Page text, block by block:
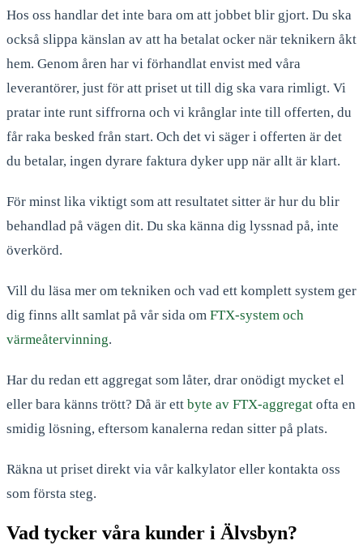
Hos oss handlar det inte bara om att jobbet blir gjort. Du ska
också slippa känslan av att ha betalat ocker när teknikern åkt
hem. Genom åren har vi förhandlat envist med våra
leverantörer, just för att priset ut till dig ska vara rimligt. Vi
pratar inte runt siffrorna och vi krånglar inte till offerten, du
får raka besked från start. Och det vi säger i offerten är det
du betalar, ingen dyrare faktura dyker upp när allt är klart.
För minst lika viktigt som att resultatet sitter är hur du blir
behandlad på vägen dit. Du ska känna dig lyssnad på, inte
överkörd.
Vill du läsa mer om tekniken och vad ett komplett system ger
dig finns allt samlat på vår sida om FTX-system och
värmeåtervinning.
Har du redan ett aggregat som låter, drar onödigt mycket el
eller bara känns trött? Då är ett byte av FTX-aggregat ofta en
smidig lösning, eftersom kanalerna redan sitter på plats.
Räkna ut priset direkt via vår kalkylator eller kontakta oss
som första steg.
Vad tycker våra kunder i Älvsbyn?